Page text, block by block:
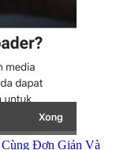
Đơn Giản Và